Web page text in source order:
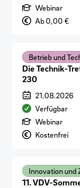
Art derWebinar
PreisAb 0,00 €
Betrieb und
Die Technik-
230
21.08.2026
Verfügbarkeit
Verfügbar
Art derWebinar
PreisKostenfrei
Innovation und
11. VDV-